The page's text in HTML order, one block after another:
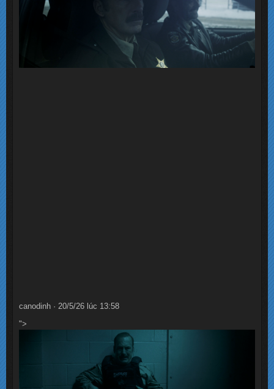
canodinh · 20/5/26 lúc 13:58
">